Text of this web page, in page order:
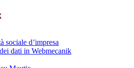
sociale d’impresa
dati in Webmecanik